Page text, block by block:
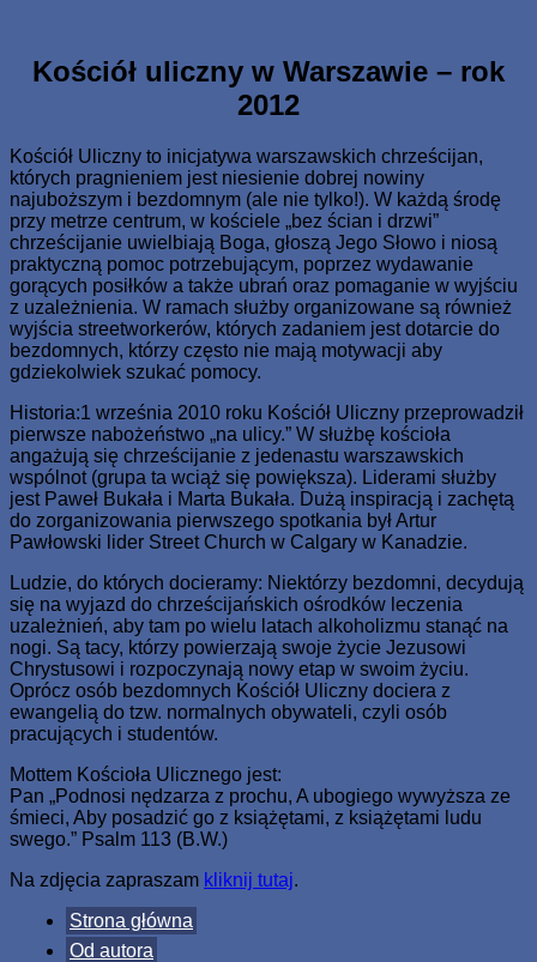
content
swego Jednorodzonego dał, aby każdy, kto weń wierzy, nie
zginął, ale miał żywot wieczny.
Kościół uliczny w Warszawie – rok
2012
Kościół Uliczny to inicjatywa warszawskich chrześcijan,
których pragnieniem jest niesienie dobrej nowiny
najuboższym i bezdomnym (ale nie tylko!). W każdą środę
przy metrze centrum, w kościele „bez ścian i drzwi”
chrześcijanie uwielbiają Boga, głoszą Jego Słowo i niosą
praktyczną pomoc potrzebującym, poprzez wydawanie
gorących posiłków a także ubrań oraz pomaganie w wyjściu
z uzależnienia. W ramach służby organizowane są również
wyjścia streetworkerów, których zadaniem jest dotarcie do
bezdomnych, którzy często nie mają motywacji aby
gdziekolwiek szukać pomocy.
Historia:1 września 2010 roku Kościół Uliczny przeprowadził
pierwsze nabożeństwo „na ulicy.” W służbę kościoła
angażują się chrześcijanie z jedenastu warszawskich
wspólnot (grupa ta wciąż się powiększa). Liderami służby
jest Paweł Bukała i Marta Bukała. Dużą inspiracją i zachętą
do zorganizowania pierwszego spotkania był Artur
Pawłowski lider Street Church w Calgary w Kanadzie.
Ludzie, do których docieramy: Niektórzy bezdomni, decydują
się na wyjazd do chrześcijańskich ośrodków leczenia
uzależnień, aby tam po wielu latach alkoholizmu stanąć na
nogi. Są tacy, którzy powierzają swoje życie Jezusowi
Chrystusowi i rozpoczynają nowy etap w swoim życiu.
Oprócz osób bezdomnych Kościół Uliczny dociera z
ewangelią do tzw. normalnych obywateli, czyli osób
pracujących i studentów.
Mottem Kościoła Ulicznego jest:
Pan „Podnosi nędzarza z prochu, A ubogiego wywyższa ze
śmieci, Aby posadzić go z książętami, z książętami ludu
swego.” Psalm 113 (B.W.)
Na zdjęcia zapraszam kliknij tutaj.
Strona główna
Od autora